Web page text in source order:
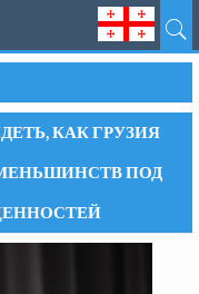
КАК ГРУЗИЯ
ПОД